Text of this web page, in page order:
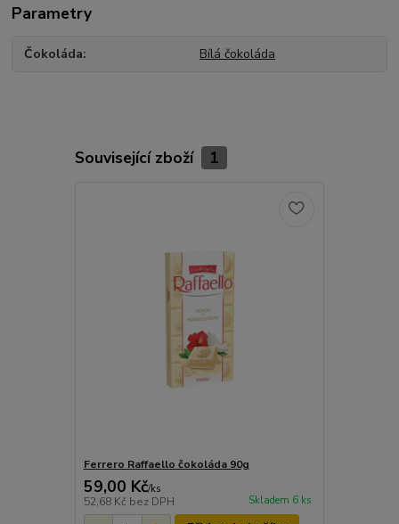
Parametry
Čokoláda Bílá čokoláda
Související zboží 1
Ferrero Raffaello čokoláda 90g
59,00 Kč/ks
52,68 Kč bez DPH Skladem 6 ks